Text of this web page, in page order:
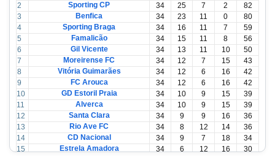
2
Sporting CP 34 25 7 2
82
3
Benfica 34 23 11 0
80
4
Sporting Braga 34 16 11 7
59
5
Famalicão 34 15 11 8
56
6
Gil Vicente 34 13 11 10
50
7
Moreirense FC 34 12 7 15
43
8
Vitória Guimarães 34 12 6 16
42
9
FC Arouca 34 12 6 16
42
10
GD Estoril Praia 34 10 9 15
39
11
Alverca 34 10 9 15
39
12
Santa Clara 34 9 9 16
36
13
Rio Ave FC 34 8 12 14
36
14
CD Nacional 34 9 7 18
34
15
Estrela Amadora 34 6 12 16
30